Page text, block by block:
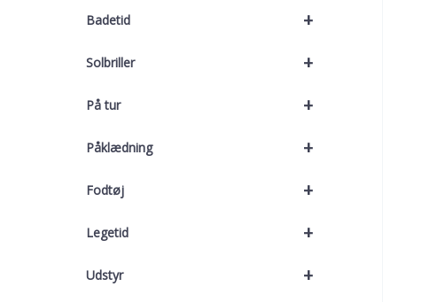
+
Badetid
+
Solbriller
+
På tur
+
Påklædning
+
Fodtøj
+
Legetid
+
Udstyr